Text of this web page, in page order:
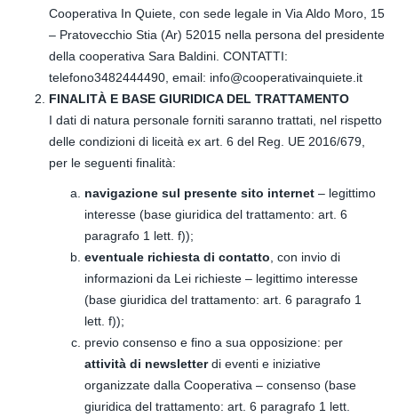
Cooperativa In Quiete, con sede legale in Via Aldo Moro, 15
– Pratovecchio Stia (Ar) 52015 nella persona del presidente
della cooperativa Sara Baldini. CONTATTI:
telefono3482444490, email: info@cooperativainquiete.it
FINALITÀ E BASE GIURIDICA DEL TRATTAMENTO
I dati di natura personale forniti saranno trattati, nel rispetto
delle condizioni di liceità ex art. 6 del Reg. UE 2016/679,
per le seguenti finalità:
navigazione sul presente sito internet – legittimo
interesse (base giuridica del trattamento: art. 6
paragrafo 1 lett. f));
eventuale richiesta di contatto , con invio di
informazioni da Lei richieste – legittimo interesse
(base giuridica del trattamento: art. 6 paragrafo 1
lett. f));
previo consenso e fino a sua opposizione: per
attività di newsletterdi eventi e iniziative
organizzate dalla Cooperativa – consenso (base
giuridica del trattamento: art. 6 paragrafo 1 lett.